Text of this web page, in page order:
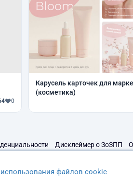
0
Карусель карточек для
(косметика)
Дисклеймер о ЗоЗПП
использования файлов cookie